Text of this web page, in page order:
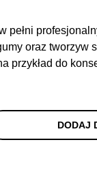
pełni
oraz tworzyw
przykład do
DODAJ